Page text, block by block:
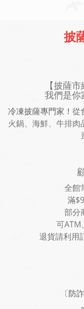
披
【披薩
我們是你
冷凍披薩專門家！ 從
火鍋、海鮮、牛排
全館
滿
部分
可ATM
退貨請利用
〔防